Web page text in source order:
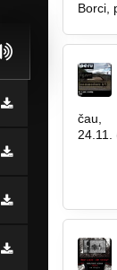
Borci,
čau,
24.11.